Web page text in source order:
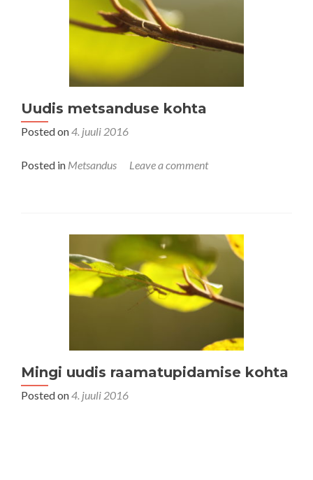
Uudis metsanduse kohta
Posted on4. juuli 2016
Posted in Metsandus Leave a comment
Mingi uudis raamatupidamise kohta
Posted on4. juuli 2016